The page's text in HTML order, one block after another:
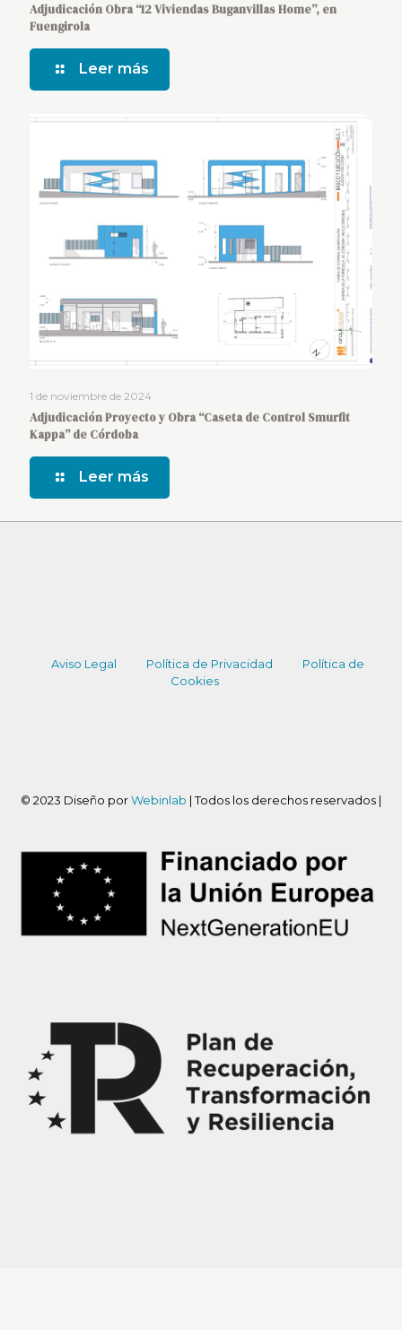
Adjudicación Obra “12 Viviendas Buganvillas Home”, en
Fuengirola
Leer más
1 de noviembre de 2024
Adjudicación Proyecto y Obra “Caseta de Control Smurfit
Kappa” de Córdoba
Leer más
Aviso Legal Política de Privacidad
Política de
Cookies
© 2023 Diseño porWebinlab | Todos los derechos reservados |